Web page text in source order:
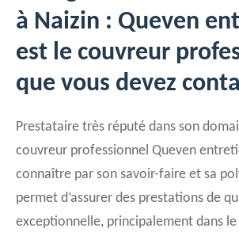
à Naizin : Queven
est le couvreur
que vous devez
Prestataire très réputé dans son
couvreur professionnel Queven
connaître par son savoir-faire et sa
permet d’assurer des prestations de
exceptionnelle, principalement dans